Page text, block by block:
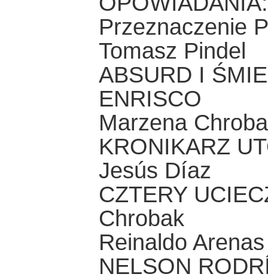
Przeznaczenie
Tomasz Pindel
ABSURD I
ENRISCO
Marzena
KRONIKARZ
Jesús Díaz
CZTERY
Chrobak
Reinaldo Arenas
NELSON